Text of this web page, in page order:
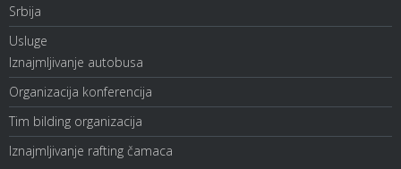
Srbija
Usluge
Iznajmljivanje autobusa
Organizacija konferencija
Tim bilding organizacija
Iznajmljivanje rafting čamaca